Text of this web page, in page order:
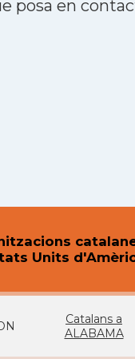
posa en
Units
Catalans a
ALABAMA